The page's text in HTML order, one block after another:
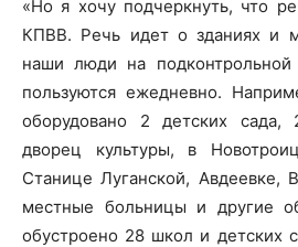
«Но я хочу подчеркнуть, что
КПВВ. Речь идет о зданиях и
наши люди на подконтрольной
пользуются ежедневно.
оборудовано 2 детских сада,
дворец культуры, в
Станице Луганской, Авдеевке,
местные больницы и другие
обустроено 28 школ и детских